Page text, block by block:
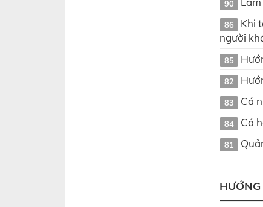
90
86
Khi
người
85
82
83 Cá
84 Có
81